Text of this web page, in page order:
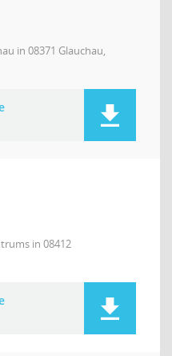
in 08371 Glauchau,
in 08412